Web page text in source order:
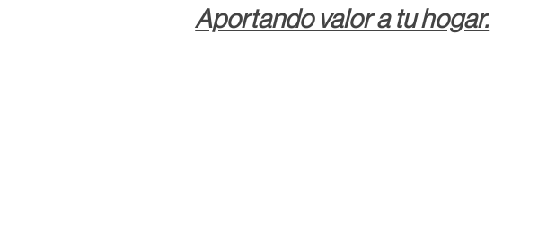
Aportando valor a tu hogar.